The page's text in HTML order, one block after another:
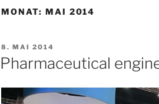
MONAT: MAI 2014
VERÖFFENTLICHT
AM
8. MAI 2014
Pharmaceutical